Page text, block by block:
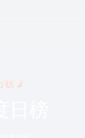
榜